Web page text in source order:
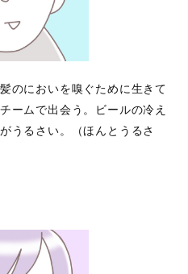
のにおいを嗅ぐために生きて
ームで出会う。ビールの冷え
うるさい。（ほんとうるさ